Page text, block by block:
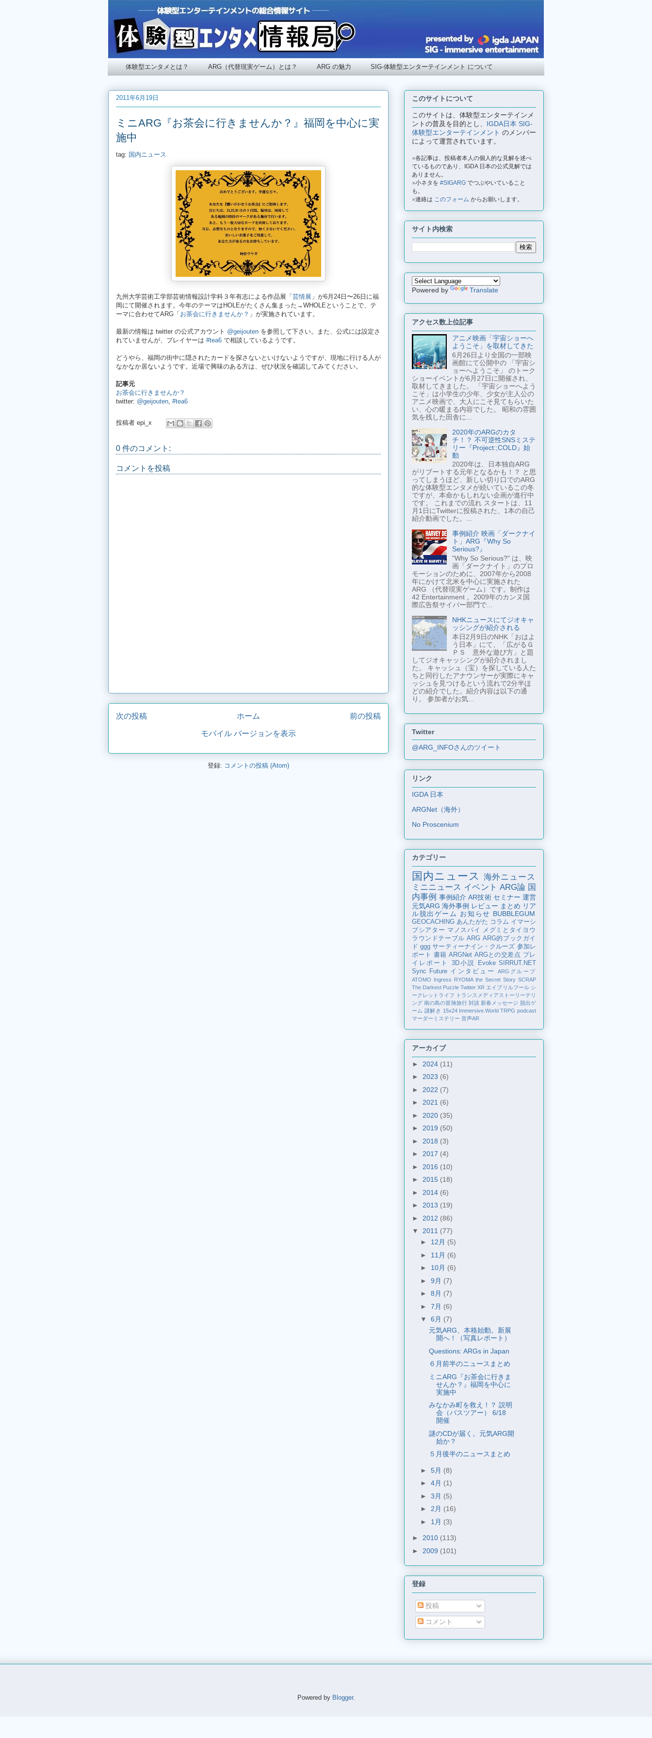
体験型エンタメとは？ ARG（代替現実ゲーム）とは？ ARG の魅力 SIG-体験型エンターテインメント について
2011年6月19日
ミニARG『お茶会に行きませんか？』福岡を中心に実
施中
tag: 国内ニュース
九州大学芸術工学部芸術情報設計学科３年有志による作品展「芸情展 」が6月24日〜26日に福
岡にて開催されます。今年のテーマはHOLEがたくさん集まった→WHOLEということで、テ
ーマに合わせてARG「お茶会に行きませんか？ 」が実施されています。
最新の情報は twitter の公式アカウント @geijouten を参照して下さい。また、公式には設定さ
れていませんが、プレイヤーは #tea6 で相談しているようです。
どうやら、福岡の街中に隠されたカードを探さないといけないようですが、現地に行ける人が
なかなか居ないようです。近場で興味のある方は、ぜひ状況を確認してみてください。
記事元
お茶会に行きませんか？
twitter: @geijouten #tea6
投稿者 epi_x
0 件のコメント:
コメントを投稿
次の投稿 前の投稿
ホーム
モバイル バージョンを表示
登録: コメントの投稿 (Atom)
このサイトについて
このサイトは、体験型エンターテインメ
ントの普及を目的とし、 IGDA日本 SIG-
体験型エンターテインメント のメンバー
によって運営されています。
※各記事は、投稿者本人の個人的な見解を述べ
ているものであり、IGDA 日本の公式見解では
ありません。
※小ネタを #SIGARG でつぶやいていること
も。
※連絡は このフォーム からお願いします。
サイト内検索
Powered by Translate
アクセス数上位記事
アニメ映画「宇宙ショーへ
ようこそ」を取材してきた
6月26日より全国の一部映
画館にて公開中の 「宇宙シ
ョーへようこそ」 のトーク
ショーイベントが6月27日に開催され、
取材してきました。 「宇宙ショーへよう
こそ」は小学生の少年、少女が主人公の
アニメ映画で、大人にこそ見てもらいた
い、心の暖まる内容でした。 昭和の雰囲
気を残した田舎に...
2020年のARGのカタ
チ！？ 不可逆性SNSミステ
リー『Project:;COLD』始
動
2020年は、日本独自ARG
がリブートする元年となるかも！？ と思
ってしまうほど、新しい切り口でのARG
的な体験型エンタメが続いているこの冬
ですが、本命かもしれない企画が進行中
です。 これまでの流れ スタートは、11
月1日にTwitterに投稿された、1本の自己
紹介動画でした。...
事例紹介 映画「ダークナイ
ト」ARG『Why So
Serious?』
"Why So Serious?" は、映
画「ダークナイト」のプロ
モーションのために、2007年から2008
年にかけて北米を中心に実施された
ARG （代替現実ゲーム）です。制作は
42 Entertainment 。2009年のカンヌ国
際広告祭サイバー部門で...
NHKニュースにてジオキャ
ッシングが紹介される
本日2月9日のNHK「おはよ
う日本」にて、「広がるＧ
ＰＳ 意外な遊び方」と題
してジオキャッシングが紹介されまし
た。 キャッシュ（宝）を探している人た
ちと同行したアナウンサーが実際にキャ
ッシュを見つけるという流れで2分半ほ
どの紹介でした。紹介内容は以下の通
り。 参加者がお気...
Twitter
@ARG_INFOさんのツイート
リンク
IGDA 日本
ARGNet（海外）
No Proscenium
カテゴリー
国内ニュース
海外ニュース
ミニニュース イベント ARG論 国
内事例 事例紹介 AR技術 セミナー 運営
元気ARG 海外事例 レビュー まとめ リア
ル脱出ゲーム
お知らせ BUBBLEGUM
GEOCACHING あんたがた コラム イマーシ
ブシアター マノスパイ
メグミとタイヨウ
ラウンドテーブル ARG ARG的ブックガイ
ド ggg サーティーナイン・クルーズ 参加レ
ポート 書籍 ARGNet ARGとの交差点 プレ
イレポート
3D小説 Evoke SIRRUT.NET
Sync Future インタビュー
ARGグループ
ATOMO Ingress RYOMA the Secret Story SCRAP
The Darkest Puzzle Twitter XR エイプリルフール シ
ークレットライフ
トランスメディアストーリーテリ
ング 南の島の冒険旅行 対談 新春メッセージ 脱出ゲ
ーム 謎解き 15x24 Immersive.World TRPG podcast
マーダーミステリー 音声AR
アーカイブ
► 2024 (11)
► 2023 (6)
► 2022 (7)
► 2021 (6)
► 2020 (35)
► 2019 (50)
► 2018 (3)
► 2017 (4)
► 2016 (10)
► 2015 (18)
► 2014 (6)
► 2013 (19)
► 2012 (86)
▼ 2011 (77)
► 12月 (5)
► 11月 (6)
► 10月 (6)
► 9月 (7)
► 8月 (7)
► 7月 (6)
▼ 6月 (7)
元気ARG、本格始動。新展
開へ！（写真レポート）
Questions: ARGs in Japan
６月前半のニュースまとめ
ミニARG『お茶会に行きま
せんか？』福岡を中心に
実施中
みなかみ町を救え！？ 説明
会（バスツアー） 6/18
開催
謎のCDが届く。元気ARG開
始か？
５月後半のニュースまとめ
► 5月 (8)
► 4月 (1)
► 3月 (5)
► 2月 (16)
► 1月 (3)
► 2010 (113)
► 2009 (101)
登録
投稿
コメント
Powered by Blogger.